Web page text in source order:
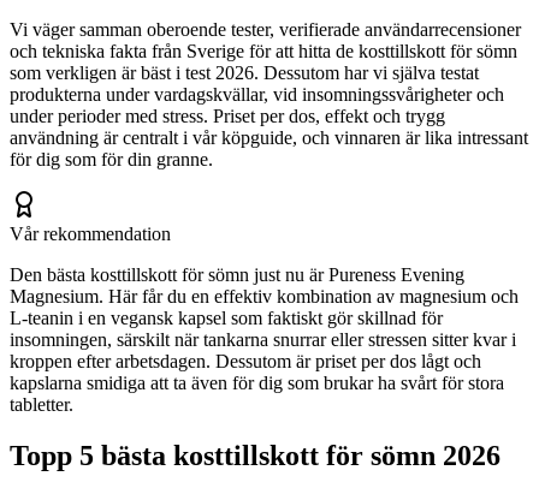
Vi väger samman oberoende tester, verifierade användarrecensioner
och tekniska fakta från Sverige för att hitta de kosttillskott för sömn
som verkligen är bäst i test 2026. Dessutom har vi själva testat
produkterna under vardagskvällar, vid insomningssvårigheter och
under perioder med stress. Priset per dos, effekt och trygg
användning är centralt i vår köpguide, och vinnaren är lika intressant
för dig som för din granne.
Vår rekommendation
Den bästa kosttillskott för sömn just nu är Pureness Evening
Magnesium. Här får du en effektiv kombination av magnesium och
L-teanin i en vegansk kapsel som faktiskt gör skillnad för
insomningen, särskilt när tankarna snurrar eller stressen sitter kvar i
kroppen efter arbetsdagen. Dessutom är priset per dos lågt och
kapslarna smidiga att ta även för dig som brukar ha svårt för stora
tabletter.
Topp 5 bästa kosttillskott för sömn 2026